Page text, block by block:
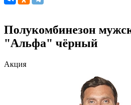
Полукомбинезон
"Альфа" чёрный
Акция